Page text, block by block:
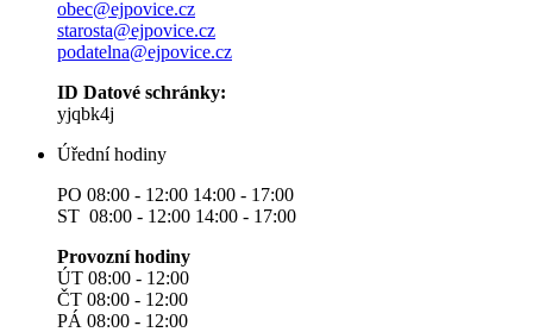
obec@ejpovice.cz
starosta@ejpovice.cz
podatelna@ejpovice.cz
ID Datové schránky:
yjqbk4j
Úřední hodiny
PO 08:00 - 12:00 14:00 - 17:00
ST 08:00 - 12:00 14:00 - 17:00
Provozní hodiny
ÚT 08:00 - 12:00
ČT 08:00 - 12:00
PÁ 08:00 - 12:00